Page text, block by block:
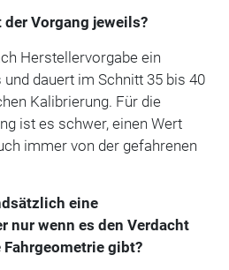
Vorgang jeweils?
Herstellervorgabe ein
dauert im Schnitt 35 bis 40
Kalibrierung. Für die
ist es schwer, einen Wert
immer von der gefahrenen
eine
nur wenn es den Verdacht
gibt?